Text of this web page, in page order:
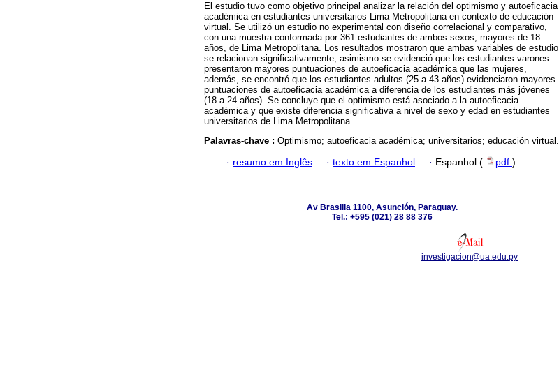
El estudio tuvo como objetivo principal analizar la relación del optimismo y autoeficacia
académica en estudiantes universitarios Lima Metropolitana en contexto de educación
virtual. Se utilizó un estudio no experimental con diseño correlacional y comparativo,
con una muestra conformada por 361 estudiantes de ambos sexos, mayores de 18
años, de Lima Metropolitana. Los resultados mostraron que ambas variables de estudio
se relacionan significativamente, asimismo se evidenció que los estudiantes varones
presentaron mayores puntuaciones de autoeficacia académica que las mujeres,
además, se encontró que los estudiantes adultos (25 a 43 años) evidenciaron mayores
puntuaciones de autoeficacia académica a diferencia de los estudiantes más jóvenes
(18 a 24 años). Se concluye que el optimismo está asociado a la autoeficacia
académica y que existe diferencia significativa a nivel de sexo y edad en estudiantes
universitarios de Lima Metropolitana.
Palavras-chave : Optimismo; autoeficacia académica; universitarios; educación virtual.
· resumo em Inglês · texto em Espanhol · Espanhol ( pdf )
Av Brasilia 1100, Asunción, Paraguay.
Tel.: +595 (021) 28 88 376
investigacion@ua.edu.py